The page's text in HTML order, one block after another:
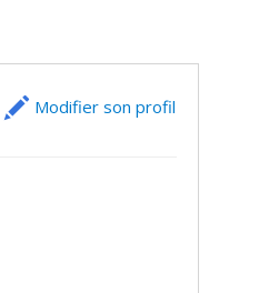
Modifier son profil